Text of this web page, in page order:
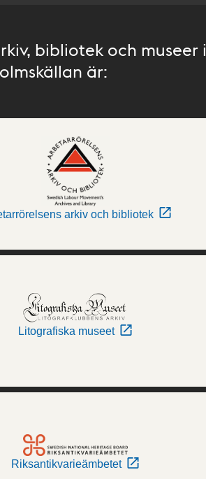
bibliotek och museer i
är:
arkiv och bibliotek
Litografiska museet
Riksantikvarieämbetet